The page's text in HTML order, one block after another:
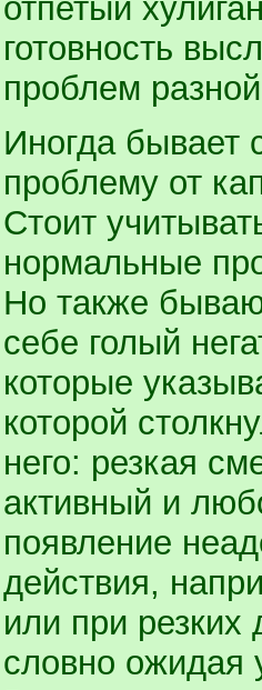
отпетый
готовность
проблем
Иногда бывает
проблему от
Стоит
нормальные
Но также
себе голый
которые
которой
него: резкая
активный и
появление
действия,
или при резких
словно ожидая